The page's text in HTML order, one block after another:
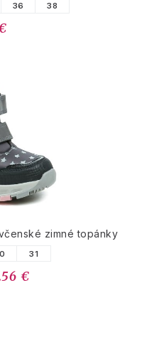
36 38
zimné topánky
31
€